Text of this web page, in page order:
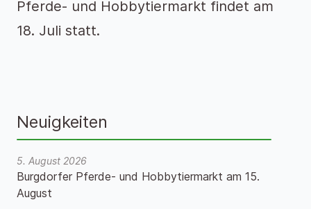
Pferde- und Hobbytiermarkt findet am
18. Juli statt.
Neuigkeiten
5. August 2026
Burgdorfer Pferde- und Hobbytiermarkt am 15.
August